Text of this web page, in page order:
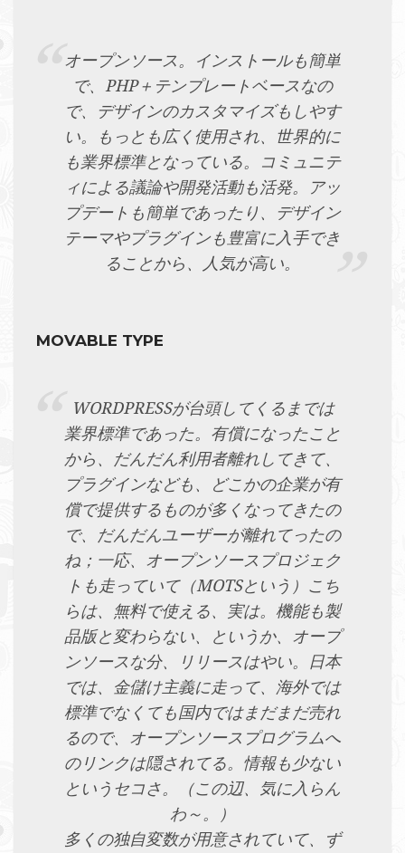
オープンソース。インストールも簡単
で、PHP＋テンプレートベースなの
で、デザインのカスタマイズもしやす
い。もっとも広く使用され、世界的に
も業界標準となっている。コミュニテ
ィによる議論や開発活動も活発。アッ
プデートも簡単であったり、デザイン
テーマやプラグインも豊富に入手でき
ることから、人気が高い。
MOVABLE TYPE
WORDPRESSが台頭してくるまでは
業界標準であった。有償になったこと
から、だんだん利用者離れしてきて、
プラグインなども、どこかの企業が有
償で提供するものが多くなってきたの
で、だんだんユーザーが離れてったの
ね；一応、オープンソースプロジェク
トも走っていて（MOTSという）こち
らは、無料で使える、実は。機能も製
品版と変わらない、というか、オープ
ンソースな分、リリースはやい。日本
では、金儲け主義に走って、海外では
標準でなくても国内ではまだまだ売れ
るので、オープンソースプログラムへ
のリンクは隠されてる。情報も少ない
というセコさ。（この辺、気に入らん
わ～。）
多くの独自変数が用意されていて、ず